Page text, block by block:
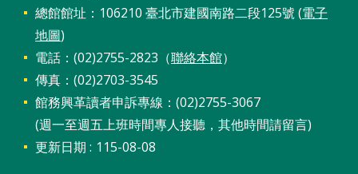
總館館址：106210 臺北市建國南路二段125號 (電子
地圖)
電話：(02)2755-2823（聯絡本館）
傳真：(02)2703-3545
館務興革讀者申訴專線：(02)2755-3067
(週一至週五上班時間專人接聽，其他時間請留言)
更新日期
115-08-08